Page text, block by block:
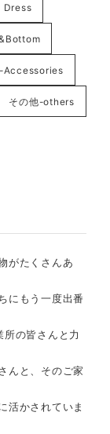
Dress
Accessories
その他-others
がたくさんあ
にもう一度出番
の皆さんと力
んと、そのご家
活かされていま